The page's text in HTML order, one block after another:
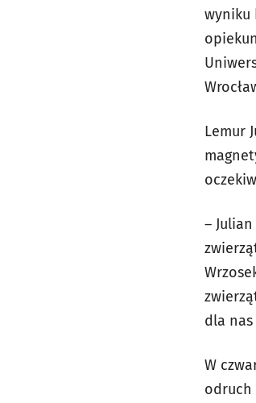
wyniku
Lemur
–
dla
W
odruch